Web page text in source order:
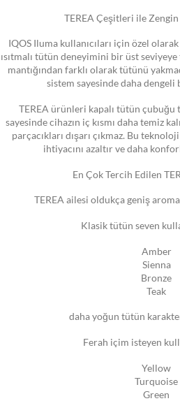
TEREA Çeşitleri ile
IQOS Iluma kullanıcıları için özel
ısıtmalı tütün deneyimini bir üst seviyeye
mantığından farklı olarak tütünü
sistem sayesinde daha
TEREA ürünleri kapalı tütün çubuğu
sayesinde cihazın iç kısmı daha temiz
parçacıkları dışarı çıkmaz. Bu
ihtiyacını azaltır ve daha
En Çok Tercih Edilen
TEREA ailesi oldukça geniş
Klasik tütün seven
Amber
Sienna
Bronze
Teak
daha yoğun tütün
Ferah içim isteyen
Yellow
Turquoise
Green